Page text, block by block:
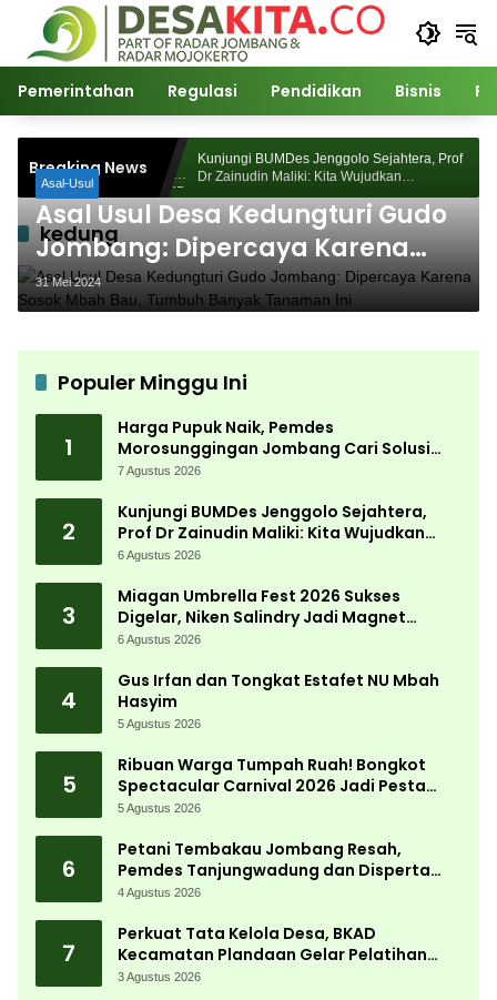
Langsung
konten
Pemerintahan Regulasi Pendidikan Bisnis
Breaking News
Akademik
Kunjungi BUMDes Jenggolo Sejahtera, Prof
Dr Zainudin Maliki: Kita Wujudkan
Kemandirian Ekonomi dengan Potensi Desa
kedung
Asal-Usul
Asal Usul Desa Kedungturi Gudo
Jombang: Dipercaya Karena
Sosok Mbah Bau, Tumbuh
Banyak Tanaman Ini
31 Mei 2024
Populer Minggu Ini
1
Harga Pupuk Naik, Pemdes
Morosunggingan Jombang Cari Solusi
Lewat Kajian Akademik
7 Agustus 2026
2
Kunjungi BUMDes Jenggolo Sejahtera,
Prof Dr Zainudin Maliki: Kita Wujudkan
Kemandirian Ekonomi dengan Potensi
6 Agustus 2026
3
Miagan Umbrella Fest 2026 Sukses
Digelar, Niken Salindry Jadi Magnet
Ribuan Pengunjung
6 Agustus 2026
4
Gus Irfan dan Tongkat Estafet NU Mbah
Hasyim
5 Agustus 2026
5
Ribuan Warga Tumpah Ruah! Bongkot
Spectacular Carnival 2026 Jadi Pesta
Kemerdekaan Terbesar di Peterongan
5 Agustus 2026
6
Petani Tembakau Jombang Resah,
Pemdes Tanjungwadung dan Disperta
Bergerak Cepat
4 Agustus 2026
7
Perkuat Tata Kelola Desa, BKAD
Kecamatan Plandaan Gelar Pelatihan
Aparatur Pemdes
3 Agustus 2026